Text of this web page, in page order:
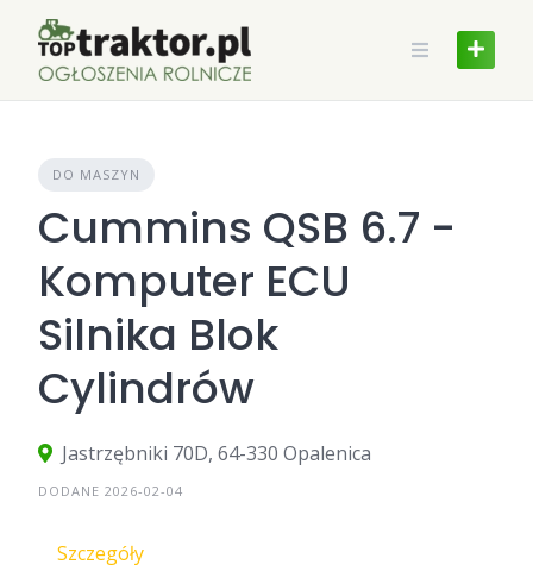
content
DO MASZYN
Cummins QSB 6.7 -
Komputer ECU
Silnika Blok
Cylindrów
Jastrzębniki 70D, 64-330 Opalenica
DODANE 2026-02-04
Szczegóły